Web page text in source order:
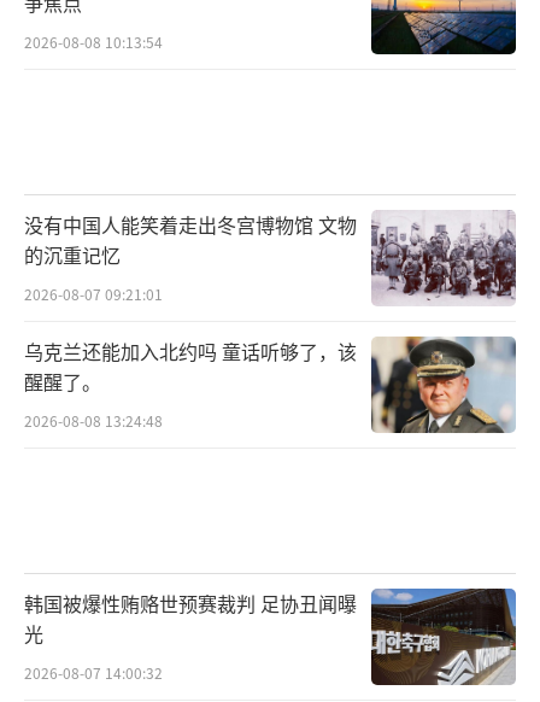
2026-08-08 10:13:54
没有中国人能笑着走出冬宫博物馆 文物
的沉重记忆
2026-08-07 09:21:01
乌克兰还能加入北约吗 童话听够了，该
醒醒了。
2026-08-08 13:24:48
韩国被爆性贿赂世预赛裁判 足协丑闻曝
光
2026-08-07 14:00:32